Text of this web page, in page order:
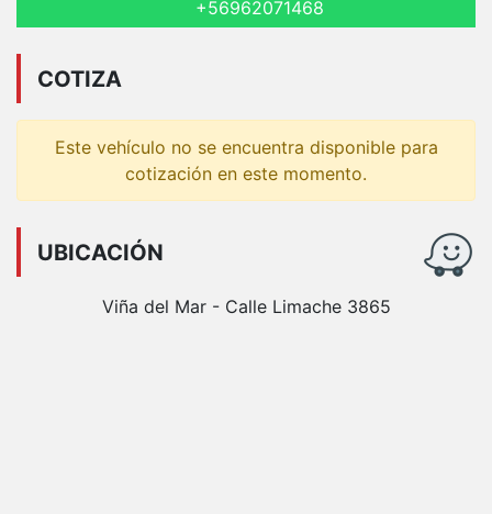
+56962071468
COTIZA
Este vehículo no se encuentra disponible para
cotización en este momento.
UBICACIÓN
Viña del Mar - Calle Limache 3865